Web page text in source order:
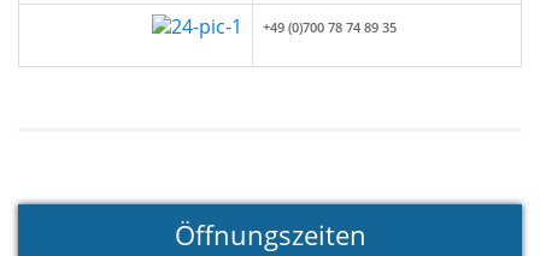
+49 (0)700 78 74 89 35
Öffnungszeiten